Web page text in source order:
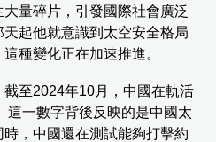
量碎片，引發國際社會廣泛
起他就意識到太空安全格局
種變化正在加速推進。
至2024年10月，中國在軌活
這一數字背後反映的是中國太
，中國還在測試能夠打擊約